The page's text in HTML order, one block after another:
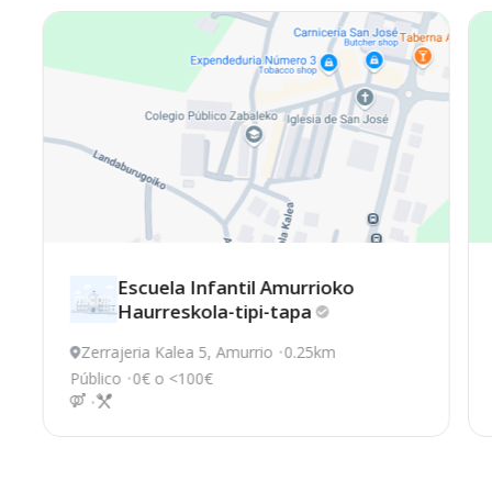
Escuela Infantil Amurrioko
Haurreskola-tipi-tapa
Zerrajeria Kalea 5, Amurrio 0.25km
Público 0€ o <100€